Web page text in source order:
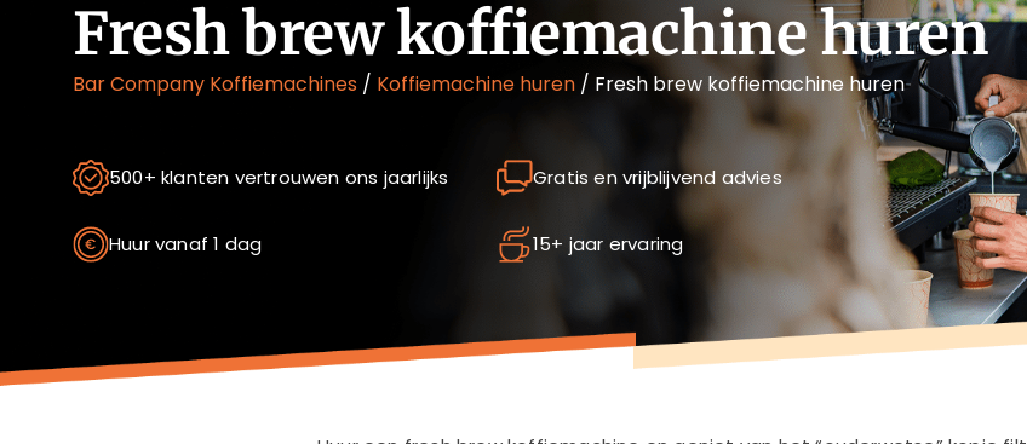
Fresh brew koffiemachine huren
Bar Company Koffiemachines / Koffiemachine huren / Fresh brew koffiemachine huren
500+ klanten vertrouwen ons jaarlijks Gratis en vrijblijvend advies
Huur vanaf 1 dag 15+ jaar ervaring